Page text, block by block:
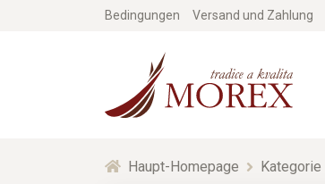
Bedingungen Versand und Zahlung
Haupt-Homepage Kategorie